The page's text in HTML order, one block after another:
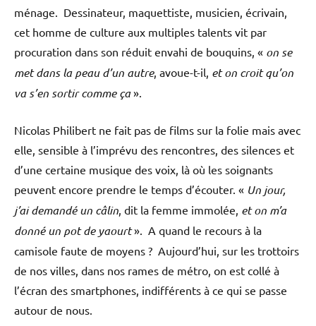
ménage. Dessinateur, maquettiste, musicien, écrivain,
cet homme de culture aux multiples talents vit par
procuration dans son réduit envahi de bouquins, « on se
met dans la peau d’un autre, avoue-t-il, et on croit qu’on
va s’en sortir comme ça».
Nicolas Philibert ne fait pas de films sur la folie mais avec
elle, sensible à l’imprévu des rencontres, des silences et
d’une certaine musique des voix, là où les soignants
peuvent encore prendre le temps d’écouter. « Un jour,
j’ai demandé un câlin , dit la femme immolée, et on m’a
donné un pot de yaourt». A quand le recours à la
camisole faute de moyens ? Aujourd’hui, sur les trottoirs
de nos villes, dans nos rames de métro, on est collé à
l’écran des smartphones, indifférents à ce qui se passe
autour de nous.